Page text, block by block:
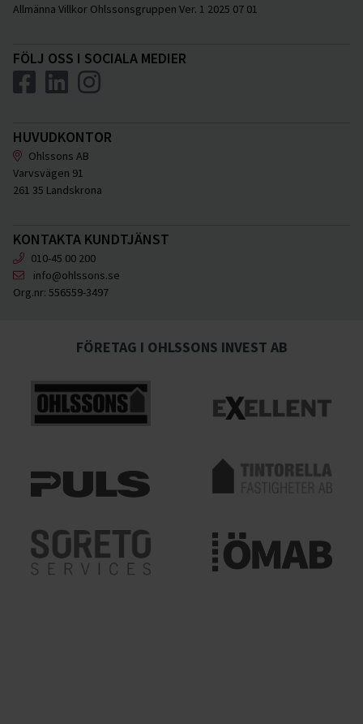
Allmänna Villkor Ohlssonsgruppen Ver. 1 2025 07 01
FÖLJ OSS I SOCIALA MEDIER
HUVUDKONTOR
Ohlssons AB
Varvsvägen 91
261 35 Landskrona
KONTAKTA KUNDTJÄNST
010-45 00 200
info@ohlssons.se
Org.nr: 556559-3497
FÖRETAG I OHLSSONS INVEST AB